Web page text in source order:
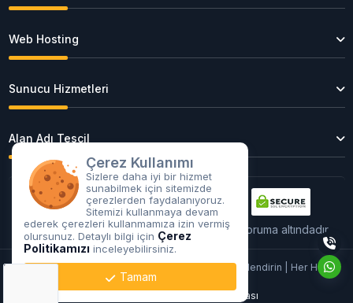
Web Hosting
Sunucu Hizmetleri
Alan Adı Tescil
Tüm işlemleriniz256BitSSL sertifikası ile koruma altındadır.
Copyright © 2026 CRESTU - Dijital Dünyanızı Güçlendirin | Her Hakkı
Gizlilik Politikası
Çerez Kullanımı
Sizlere daha iyi bir hizmet
sunabilmek için sitemizde
çerezlerden faydalanıyoruz.
Sitemizi kullanmaya devam
ederek çerezleri kullanmamıza izin vermiş
olursunuz. Detaylı bilgi için Çerez
Politikamızı inceleyebilirsiniz.
Tamam